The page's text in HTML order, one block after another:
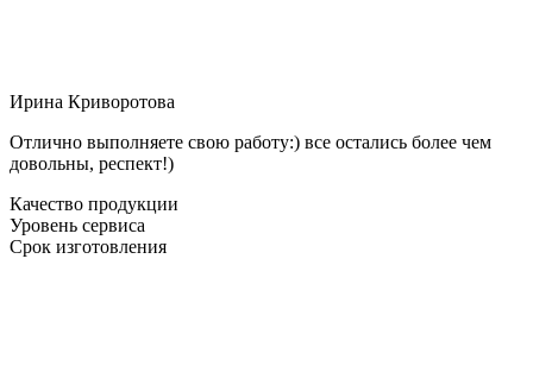
Ирина Криворотова
Отлично выполняете свою работу:) все остались более чем
довольны, респект!)
Качество продукции
Уровень сервиса
Срок изготовления